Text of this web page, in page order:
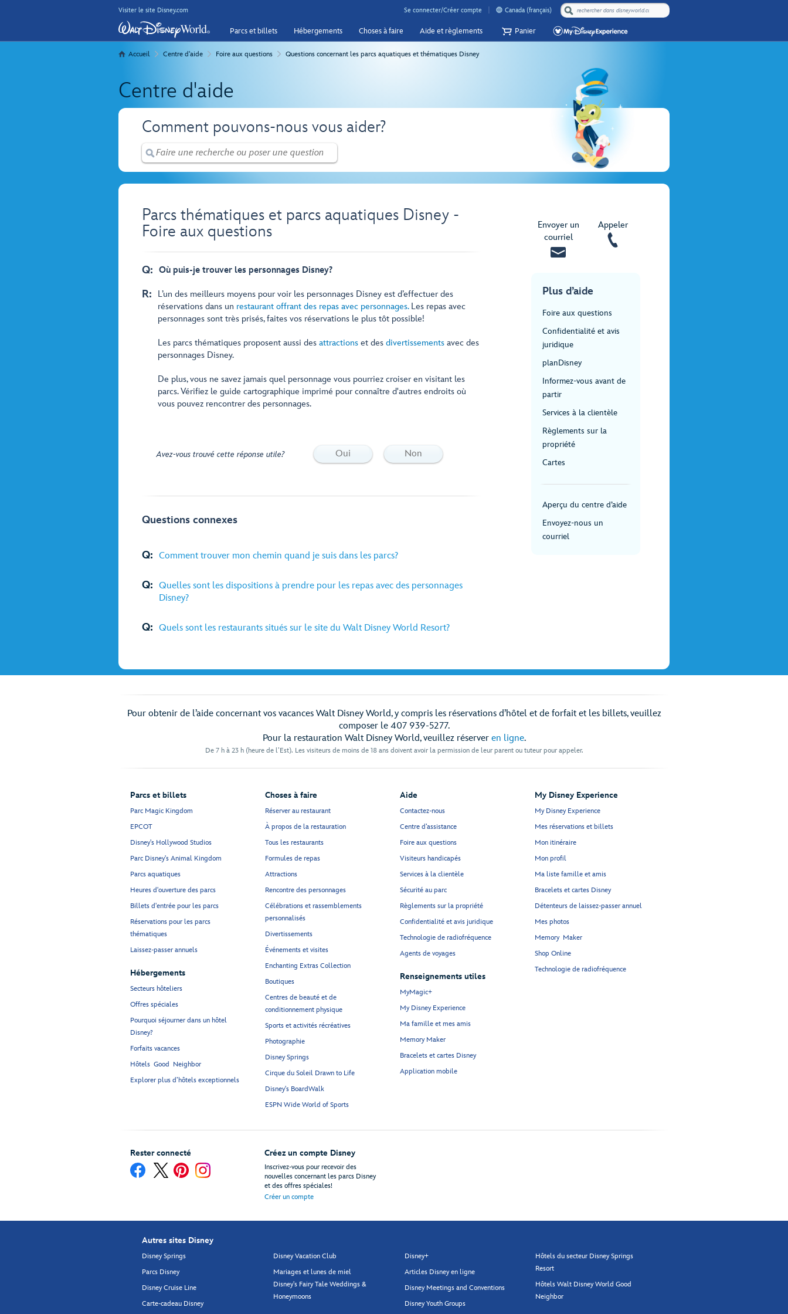
Visiter le site Disney.com Se connecter/Créer compte Canada (français)
Parcs et billets Hébergements Choses à faire Aide et règlements Panier
Accueil Centre d'aide Foire aux questions Questions concernant les parcs aquatiques et thématiques Disney
Centre d'aide
Comment pouvons-nous vous aider?
Parcs thématiques et parcs aquatiques Disney -
Foire aux questions
Q: Où puis-je trouver les personnages Disney?
R:
L’un des meilleurs moyens pour voir les personnages Disney est d’effectuer des
réservations dans un restaurant offrant des repas avec personnages.Les repas avec
personnages sont très prisés, faites vos réservations le plus tôt possible!
Les parcs thématiques proposent aussi des attractions et des divertissements avec des
personnages Disney.
De plus, vous ne savez jamais quel personnage vous pourriez croiser en visitant les
parcs. Vérifiez le guide cartographique imprimé pour connaître d'autres endroits où
vous pouvez rencontrer des personnages.
Avez-vous trouvé cette réponse utile? Oui Non
Questions connexes
Q: Comment trouver mon chemin quand je suis dans les parcs?
Q: Quelles sont les dispositions à prendre pour les repas avec des personnages
Disney?
Q: Quels sont les restaurants situés sur le site du Walt Disney World Resort?
Envoyer un
courriel
Appeler
Plus d’aide
Foire aux questions
Confidentialité et avis
juridique
planDisney
Informez-vous avant de
partir
Services à la clientèle
Règlements sur la
propriété
Cartes
Aperçu du centre d’aide
Envoyez-nous un
courriel
Pour obtenir de l’aide concernant vos vacances Walt Disney World, y compris les réservations d’hôtel et de forfait et les billets, veuillez
composer le 407 939-5277.
Pour la restauration Walt Disney World, veuillez réserver en ligne.
De 7 h à 23 h (heure de l’Est). Les visiteurs de moins de 18 ans doivent avoir la permission de leur parent ou tuteur pour appeler.
Parcs et billets
Parc Magic Kingdom
EPCOT
Disney's Hollywood Studios
Parc Disney's Animal Kingdom
Parcs aquatiques
Heures d'ouverture des parcs
Billets d'entrée pour les parcs
Réservations pour les parcs
thématiques
Laissez-passer annuels
Hébergements
Secteurs hôteliers
Offres spéciales
Pourquoi séjourner dans un hôtel
Disney?
Forfaits vacances
Hôtels Good Neighbor
Explorer plus d’hôtels exceptionnels
Choses à faire
Réserver au restaurant
À propos de la restauration
Tous les restaurants
Formules de repas
Attractions
Rencontre des personnages
Célébrations et rassemblements
personnalisés
Divertissements
Événements et visites
Enchanting Extras Collection
Boutiques
Centres de beauté et de
conditionnement physique
Sports et activités récréatives
Photographie
Disney Springs
Cirque du Soleil Drawn to Life
Disney's BoardWalk
ESPN Wide World of Sports
Aide
Contactez-nous
Centre d’assistance
Foire aux questions
Visiteurs handicapés
Services à la clientèle
Sécurité au parc
Règlements sur la propriété
Confidentialité et avis juridique
Technologie de radiofréquence
Agents de voyages
Renseignements utiles
MyMagic+
My Disney Experience
Ma famille et mes amis
Memory Maker
Bracelets et cartes Disney
Application mobile
My Disney Experience
My Disney Experience
Mes réservations et billets
Mon itinéraire
Mon profil
Ma liste famille et amis
Bracelets et cartes Disney
Détenteurs de laissez-passer annuel
Mes photos
Memory Maker
Shop Online
Technologie de radiofréquence
Rester connecté Créez un compte Disney
Inscrivez-vous pour recevoir des
nouvelles concernant les parcs Disney
et des offres spéciales!
Créer un compte
Autres sites Disney
Disney Springs
Parcs Disney
Disney Cruise Line
Carte-cadeau Disney
Disney Vacation Club
Mariages et lunes de miel
Disney's Fairy Tale Weddings &
Honeymoons
Disney+
Articles Disney en ligne
Disney Meetings and Conventions
Disney Youth Groups
Hôtels du secteur Disney Springs
Resort
Hôtels Walt Disney World Good
Neighbor